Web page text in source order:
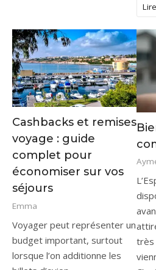
Cashbacks et remises
voyage : guide
complet pour
économiser sur vos
séjours
Emma
Voyager peut représenter un
budget important, surtout
lorsque l’on additionne les
très